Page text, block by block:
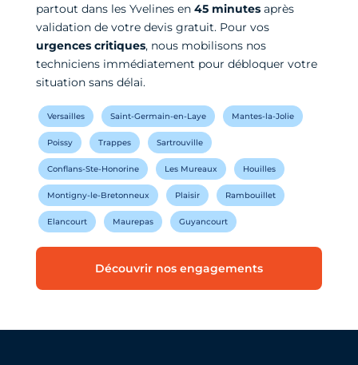
partout dans les Yvelines en 45 minutesaprès
validation de votre devis gratuit. Pour vos
urgences critiques, nous mobilisons nos
techniciens immédiatement pour débloquer votre
situation sans délai.
Versailles Saint-Germain-en-Laye Mantes-la-Jolie
Poissy Trappes Sartrouville
Conflans-Ste-Honorine Les Mureaux Houilles
Montigny-le-Bretonneux Plaisir Rambouillet
Elancourt Maurepas Guyancourt
Découvrir nos engagements